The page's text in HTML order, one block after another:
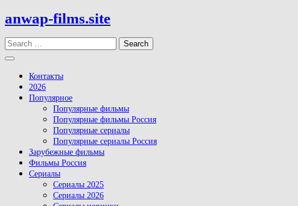
Skip
to
content
anwap-films.site
Search
Open
Button
Контакты
2026
Популярное
Популярные фильмы
Популярные фильмы Россия
Популярные сериалы
Популярные сериалы Россия
Зарубежные фильмы
Фильмы Россия
Сериалы
Сериалы 2025
Сериалы 2026